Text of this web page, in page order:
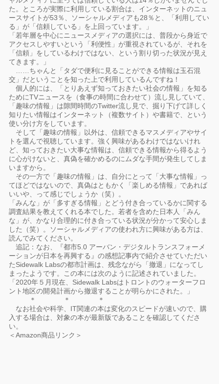
た。ところが実際に利用している割合は、インターネットのニュ
ースサイトが53％、ソーシャルメディアも28％と、「利用してい
る」が「信頼している」を上回っています。」
「若年層を中心にニュースメディアの選択には、普段から身近で
アクセスしやすいという「利便性」が重視されているが、それを
「信頼」をしているわけではない、という割り切った状況が見え
てきます。」
……ちゃんと「タダで便利に見ることができる情報は玉石混
交」だということを知った上で利用しているんですね！
個人的には、「とりあえず知っておきたい社会の情報」を知る
ためにTVニュースを（食事の時間に合わせて）流し見していて、
「趣味の情報」は隙間時間のTwitter流し見で、掘り下げて詳しく
知りたい情報はインターネット（複数サイト）や書籍で、という
使い分け方をしています。
そして「趣味の情報」以外は、信頼できるマスメディアやサイ
トを選んで視聴しています。強く興味があるわけではないけれ
ど、知っておきたい大事な情報は、信頼できる情報から得るよう
に心がけないと、真偽を確かめるのにムダな手間が発生してしま
いますから。
その一方で「趣味の情報」は、自分にとって「大事な情報」っ
てほどではないので、真偽はともかく「楽しめる情報」であれば
いいや、って感じでしょうか（笑）。
「みんな」が「多すぎる情報」とどう付き合っているかに関する
調査結果を教えてくれる本でした。若者を含めた日本人「みん
な」が、かなり合理的に付き合っている状況が分かって安心しま
した（笑）。ソーシャルメディアの使われ方に興味がある方は、
読んでみてください。
追記：なお、『都市5.0 アーバン・デジタルトランスフォーメ
ーションが日本を再興する』の感想記事内で紹介させていただい
たSidewalk Labsの都市計画は、残念ながら「撤退」になってし
まったようです。この本には次のように記述されていました。
「2020年５月現在、Sidewalk Labsはトロントのウォーターフロ
ント地区の開発計画から撤退することが明らかにされた。」
＊ ＊ ＊
なお社会や科学、IT関連の本は変化のスピードが速いので、購
入する場合は、対象の本が最新版であることを確認してくださ
い。
＜Amazon商品リンク＞